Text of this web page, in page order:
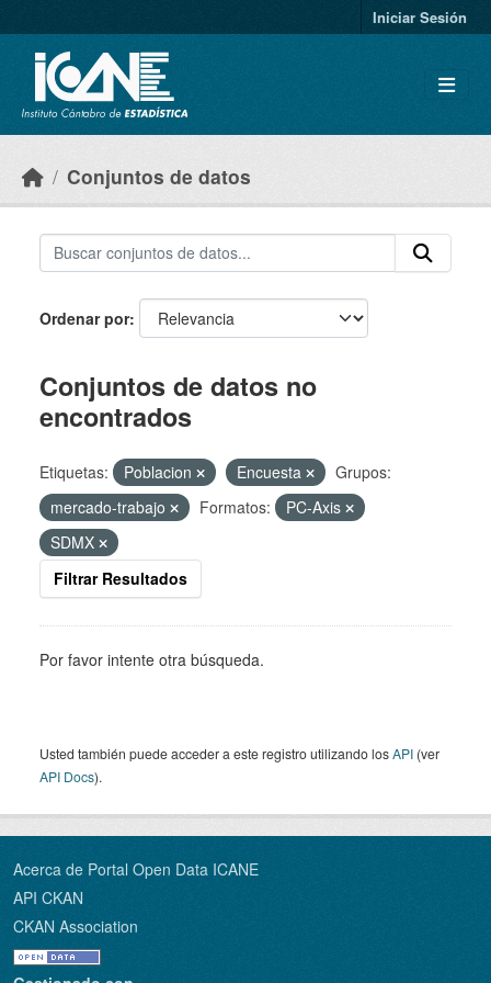
Iniciar Sesión
Conjuntos de datos
Ordenar por
Conjuntos de datos no
encontrados
Etiquetas: Poblacion Encuesta
Grupos:
mercado-trabajo
Formatos:
PC-Axis
SDMX
Filtrar Resultados
Por favor intente otra búsqueda.
Usted también puede acceder a este registro utilizando losAPI (ver
API Docs).
Acerca de Portal Open Data ICANE
API CKAN
CKAN Association